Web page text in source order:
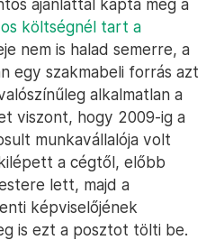
ajánlattal kapta meg a
költségnél tart a
nem is halad semerre, a
egy szakmabeli forrás azt
alkalmatlan a
viszont, hogy 2009-ig a
munkavállalója volt
a cégtől, előbb
lett, majd a
képviselőjének
is ezt a posztot tölti be.